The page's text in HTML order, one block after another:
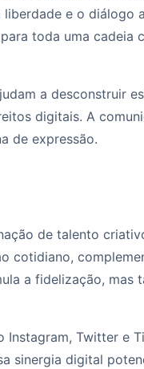
e o diálogo
toda uma
a desconstruir
digitais. A
de expressão.
de talento
cotidiano,
a fidelização, mas
Twitter e
sinergia digital